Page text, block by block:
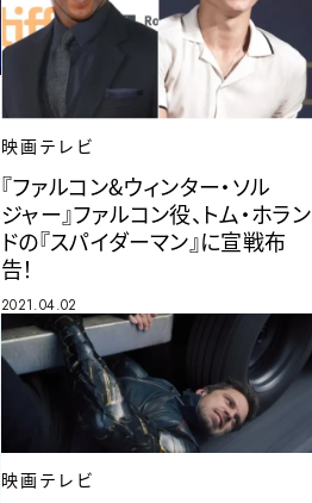
映画テレビ
『ファルコン&ウィンター・ソル
ジャー』ファルコン役、トム・ホラン
ドの『スパイダーマン』に宣戦布
告！
2021.04.02
映画テレビ